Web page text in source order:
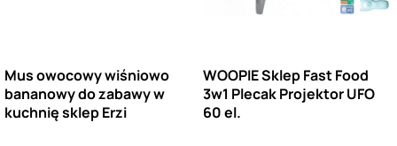
Mus owocowy wiśniowo
bananowy do zabawy w
kuchnię sklep Erzi
WOOPIE Sklep Fast Food
3w1 Plecak Projektor UFO
60 el.